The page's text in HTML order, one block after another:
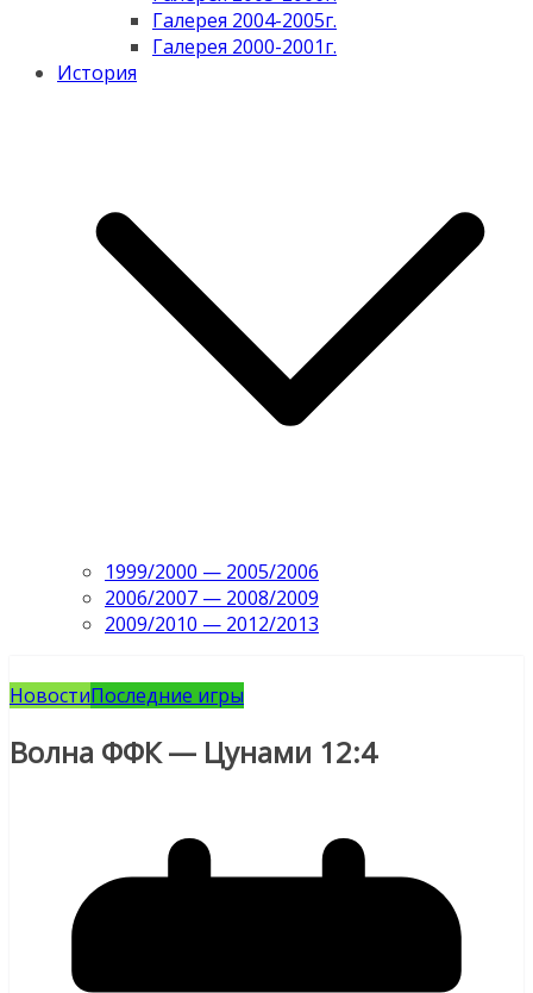
Галерея 2004-2005г.
Галерея 2000-2001г.
История
1999/2000 — 2005/2006
2006/2007 — 2008/2009
2009/2010 — 2012/2013
НовостиПоследние игры
Волна ФФК — Цунами 12:4